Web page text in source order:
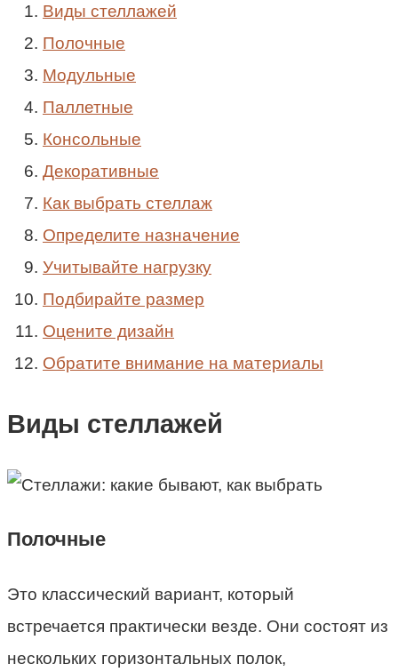
Виды стеллажей
Полочные
Модульные
Паллетные
Консольные
Декоративные
Как выбрать стеллаж
Определите назначение
Учитывайте нагрузку
Подбирайте размер
Оцените дизайн
Обратите внимание на материалы
Виды стеллажей
Полочные
Это классический вариант, который
встречается практически везде. Они состоят из
нескольких горизонтальных полок,